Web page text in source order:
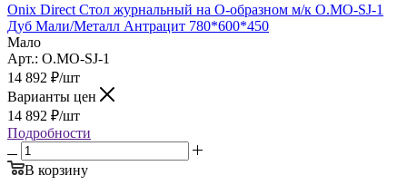
Onix Direct Стол журнальный на О-образном м/к O.MO-SJ-1
Дуб Мали/Металл Антрацит 780*600*450
Мало
Арт.: O.MO-SJ-1
14 892 ₽/шт
Варианты цен
14 892 ₽/шт
Подробности
В корзину